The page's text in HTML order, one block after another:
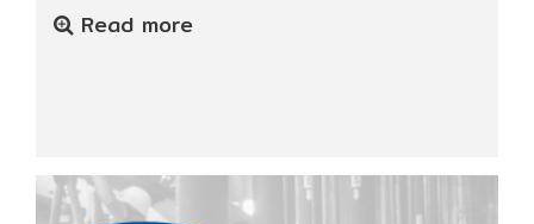
Read more